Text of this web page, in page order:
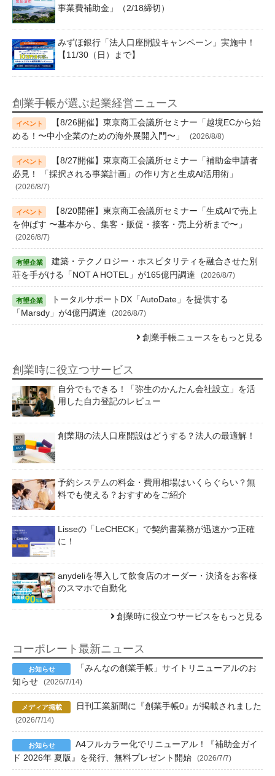
事業費補助金」（2/18締切）
みずほ銀行「法人口座開設キャンペーン」実施中！
【11/30（日）まで】
創業手帳が選ぶ起業経営ニュース
【8/26開催】東京商工会議所セミナー「越境ECから始
める！〜中小企業のための海外展開入門〜」
(2026/8/8)
【8/27開催】東京商工会議所セミナー「補助金申請者
必見！ 「採択される事業計画」の作り方と生成AI活用術」
(2026/8/7)
【8/20開催】東京商工会議所セミナー「生成AIで売上
を伸ばす 〜基本から、集客・販促・接客・売上分析まで〜」
(2026/8/7)
建築・テクノロジー・ホスピタリティを融合させた別
荘を手がける「NOT A HOTEL」が165億円調達
(2026/8/7)
トータルサポートDX「AutoDate」を提供する
「Marsdy」が4億円調達
(2026/8/7)
創業手帳ニュースをもっと見る
創業時に役立つサービス
自分でもできる！「弥生のかんたん会社設立」を活
用した自力登記のレビュー
創業期の法人口座開設はどうする？法人の最適解！
予約システムの料金・費用相場はいくらぐらい？無
料でも使える？おすすめをご紹介
Lisseの「LeCHECK」で契約書業務が迅速かつ正確
に！
anydeliを導入して飲食店のオーダー・決済をお客様
のスマホで自動化
創業時に役立つサービスをもっと見る
コーポレート最新ニュース
「みんなの創業手帳」サイトリニューアルのお
知らせ
(2026/7/14)
日刊工業新聞に『創業手帳0』が掲載されました
(2026/7/14)
A4フルカラー化でリニューアル！『補助金ガイ
ド 2026年 夏版』を発行、無料プレゼント開始
(2026/7/7)